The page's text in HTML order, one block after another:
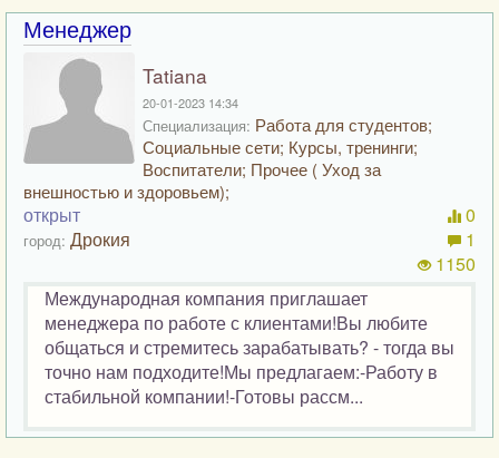
Менеджер
Tatiana
20-01-2023 14:34
Специализация: Работа для студентов;
Социальные сети; Курсы, тренинги;
Воспитатели; Прочее ( Уход за
внешностью и здоровьем);
открыт
город: Дрокия
0
1
1150
Международная компания приглашает
менеджера по работе с клиентами!Вы любите
общаться и стремитесь зарабатывать? - тогда вы
точно нам подходите!Мы предлагаем:-Работу в
стабильной компании!-Готовы рассм...